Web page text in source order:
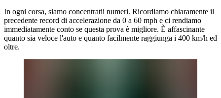
In ogni corsa, siamo concentratii numeri. Ricordiamo chiaramente il
precedente record di accelerazione da 0 a 60 mph e ci rendiamo
immediatamente conto se questa prova è migliore. È affascinante
quanto sia veloce l'auto e quanto facilmente raggiunga i 400 km/h ed
oltre.